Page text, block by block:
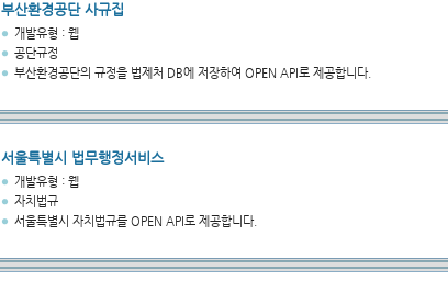
부산환경공단 사규집
개발유형 : 웹
공단규정
부산환경공단의 규정을 법제처 DB에 저장하여 OPEN API로 제공합니다.
서울특별시 법무행정서비스
개발유형 : 웹
자치법규
서울특별시 자치법규를 OPEN API로 제공합니다.